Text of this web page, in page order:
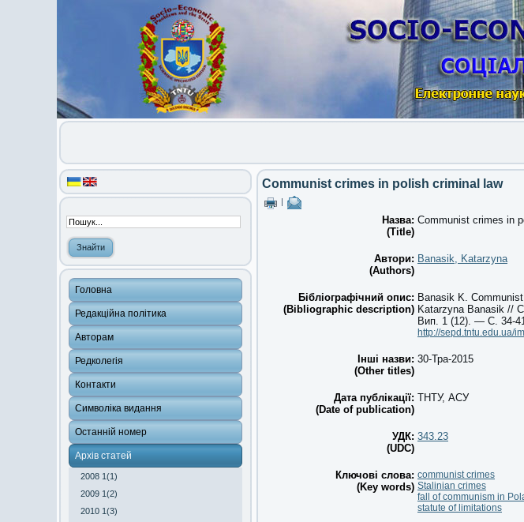
Головна
Редакційна політика
Авторам
Редколегія
Контакти
Символіка видання
Останній номер
Архів статей
2008 1(1)
2009 1(2)
2010 1(3)
Communist crimes in polish criminal law
Назва:
(Title)
Communist crimes in
Автори:
(Authors)
Banasik, Katarzyna
Бібліографічний опис:
(Bibliographic description)
Banasik K.
Katarzyna Banasik //
Вип. 1 (12). — С. 34-
http://sepd.tntu.edu.ua/
Інші назви:
(Other titles)
30-Тра-2015
Дата публікації:
(Date of publication)
ТНТУ, АСУ
УДК:
(UDC)
343.23
Ключові слова:
(Key words)
communist crimes
Stalinian crimes
fall of communism in
statute of limitations